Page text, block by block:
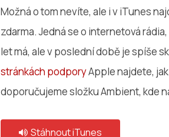
Možná o tom nevíte, ale i v iTunes
zdarma. Jedná se o internetová
let má, ale v poslední době je spíše
stránkách podporyApple najdete,
doporučujeme složku Ambient, kde
Stáhnout iTunes